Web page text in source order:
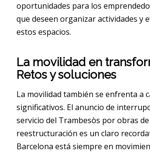
oportunidades para los
que deseen organizar actividades y
estos espacios.
La movilidad en
Retos y soluciones
La movilidad también se enfrenta a
significativos. El anuncio de
servicio del Trambesòs por obras de
reestructuración es un claro
Barcelona está siempre en